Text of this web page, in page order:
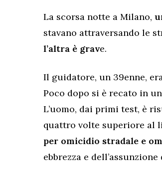
La scorsa notte a Milano,
stavano attraversando le
l’altra è grave.
Il guidatore, un 39enne,
Poco dopo si è recato in
L’uomo, dai primi test, è
quattro volte superiore al
per omicidio stradale e
ebbrezza e